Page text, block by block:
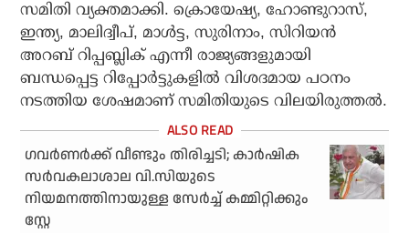
സമിതി വ്യക്തമാക്കി. ക്രൊയേഷ്യ, ഹോണ്ടുറാസ്,
ഇന്ത്യ, മാലിദ്വീപ്, മാള്‍ട്ട, സുരിനാം, സിറിയന്‍
അറബ് റിപ്പബ്ലിക് എന്നീ രാജ്യങ്ങളുമായി
ബന്ധപ്പെട്ട റിപ്പോര്‍ട്ടുകളില്‍ വിശദമായ പഠനം
നടത്തിയ ശേഷമാണ് സമിതിയുടെ വിലയിരുത്തല്‍.
ഗവര്‍ണര്‍ക്ക് വീണ്ടും തിരിച്ചടി; കാര്‍ഷിക
സര്‍വകലാശാല വി.സിയുടെ
നിയമനത്തിനായുള്ള സേര്‍ച്ച് കമ്മിറ്റിക്കും
സ്റ്റേ